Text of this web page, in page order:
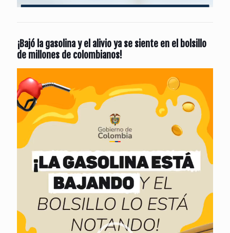
¡Bajó la gasolina y el alivio ya se siente en el bolsillo
de millones de colombianos!
de
vídeo